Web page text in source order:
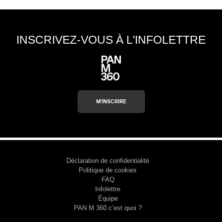
INSCRIVEZ-VOUS À L'INFOLETTRE
M'INSCRIRE
Déclaration de confidentialité
Politique de cookies
FAQ
Infolettre
Équipe
PAN M 360 c’est quoi ?